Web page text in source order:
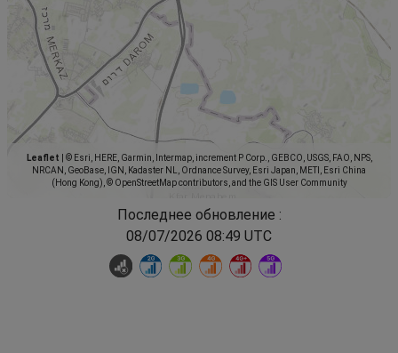
Leaflet
© Esri, HERE, Garmin, Intermap, increment P Corp., GEBCO, USGS, FAO, NPS,
NRCAN, GeoBase, IGN, Kadaster NL, Ordnance Survey, Esri Japan, METI, Esri China
(Hong Kong), © OpenStreetMap contributors, and the GIS User Community
Последнее обновление :
08/07/2026 08:49 UTC